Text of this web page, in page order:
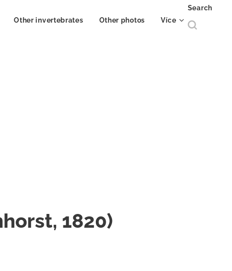
Other invertebrates Other photos Více
Search
1820)